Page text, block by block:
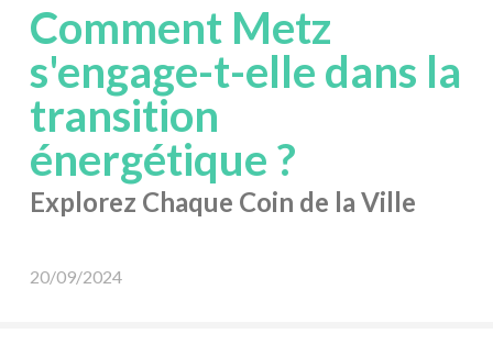
Comment Metz
s'engage-t-elle dans la
transition
énergétique ?
Explorez Chaque Coin de la Ville
20/09/2024